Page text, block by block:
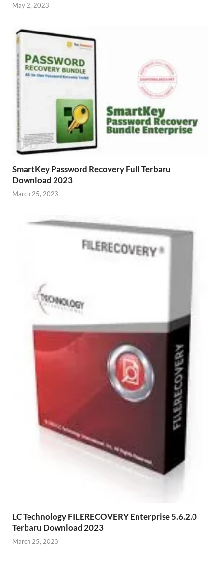
May 2, 2023
SmartKey Password Recovery Full Terbaru
Download 2023
March 25, 2023
LC Technology FILERECOVERY Enterprise 5.6.2.0
Terbaru Download 2023
March 25, 2023